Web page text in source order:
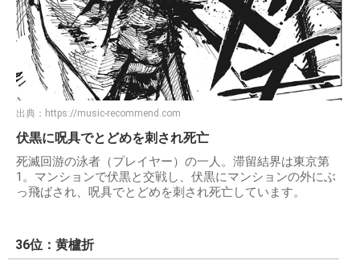
出典： https://music-recommend.com
伏黒に呪具でとどめを刺され死亡
死滅回游の泳者（プレイヤー）の一人。滞留結界は東京第
1。マンションで伏黒と交戦し、伏黒にマンションの外にぶ
っ飛ばされ、呪具でとどめを刺され死亡しています。
36位：黄櫨折